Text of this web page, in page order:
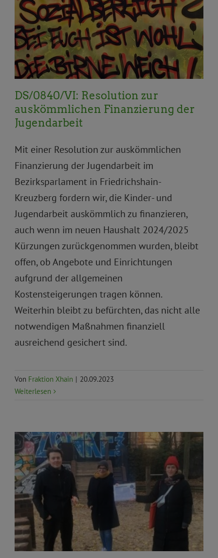
Aktuelles Allgemein Anträge und Anfragen Arbeit,
Soziales, Gesundheit Bildung BVV
BVV Aktuelles
Familien, Kinder, Senior*innen Haushalt Kinder,
Jugend und Senior*innen Kultur Resolution
DS/0840/VI: Resolution zur
auskömmlichen Finanzierung der
Jugendarbeit
Mit einer Resolution zur auskömmlichen
Finanzierung der Jugendarbeit im
Bezirksparlament in Friedrichshain-
Kreuzberg fordern wir, die Kinder- und
Jugendarbeit auskömmlich zu finanzieren,
auch wenn im neuen Haushalt 2024/2025
Kürzungen zurückgenommen wurden, bleibt
offen, ob Angebote und Einrichtungen
aufgrund der allgemeinen
Kostensteigerungen tragen können.
Weiterhin bleibt zu befürchten, das nicht alle
notwendigen Maßnahmen finanziell
ausreichend gesichert sind.
Von Fraktion Xhain | 20.09.2023
Weiterlesen
Bürger*innenrechte Demokratie und
Bürger*innenbeteiligung
Gesundheit und Soziales
Kinder, Jugend und Senior*innen Priorität